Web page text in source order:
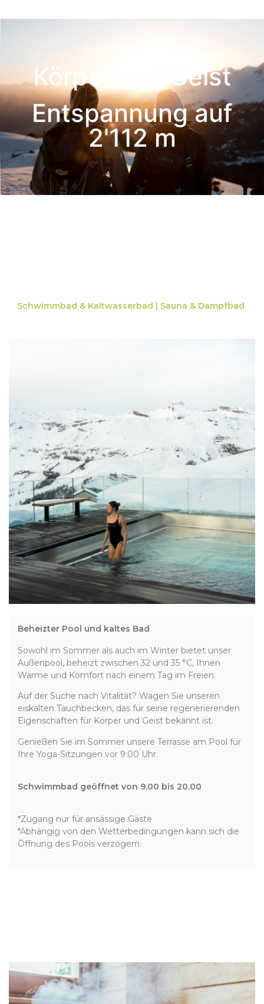
Körper und Geist
Entspannung auf
2'112 m
Schwimmbad & Kaltwasserbad | Sauna & Dampfbad
Beheizter Pool und kaltes Bad
Sowohl im Sommer als auch im Winter bietet unser
Außenpool, beheizt zwischen 32 und 35 °C, Ihnen
Wärme und Komfort nach einem Tag im Freien.
Auf der Suche nach Vitalität? Wagen Sie unseren
eiskalten Tauchbecken, das für seine regenerierenden
Eigenschaften für Körper und Geist bekannt ist.
Genießen Sie im Sommer unsere Terrasse am Pool für
Ihre Yoga-Sitzungen vor 9:00 Uhr.
Schwimmbad geöffnet von 9.00 bis 20.00
*Zugang nur für ansässige Gäste
*Abhängig von den Wetterbedingungen kann sich die
Öffnung des Pools verzögern.